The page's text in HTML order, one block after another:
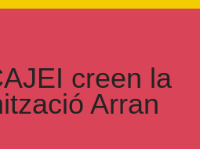
creen la
Arran